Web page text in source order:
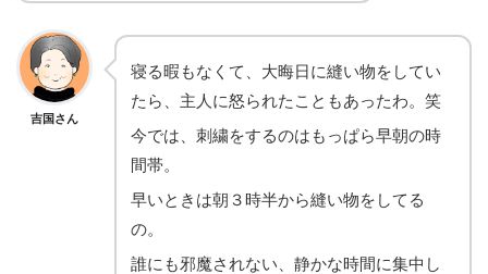
吉国さん
寝る暇もなくて、大晦日に縫い物をしてい
たら、主人に怒られたこともあったわ。笑
今では、刺繍をするのはもっぱら早朝の時
間帯。
早いときは朝３時半から縫い物をしてる
の。
誰にも邪魔されない、静かな時間に集中し